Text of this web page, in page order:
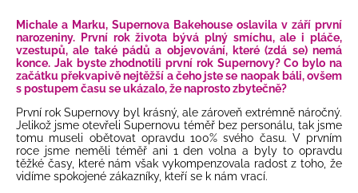
Michale a Marku, Supernova Bakehouse oslavila v září první
narozeniny. První rok života bývá plný smíchu, ale i pláče,
vzestupů, ale také pádů a objevování, které (zdá se) nemá
konce. Jak byste zhodnotili první rok Supernovy? Co bylo na
začátku překvapivě nejtěžší a čeho jste se naopak báli, ovšem
s postupem času se ukázalo, že naprosto zbytečně?
První rok Supernovy byl krásný, ale zároveň extrémně náročný.
Jelikož jsme otevřeli Supernovu téměř bez personálu, tak jsme
tomu museli obětovat opravdu 100% svého času. V prvním
roce jsme neměli téměř ani 1 den volna a byly to opravdu
těžké časy, které nám však vykompenzovala radost z toho, že
vidíme spokojené zákazníky, kteří se k nám vrací.